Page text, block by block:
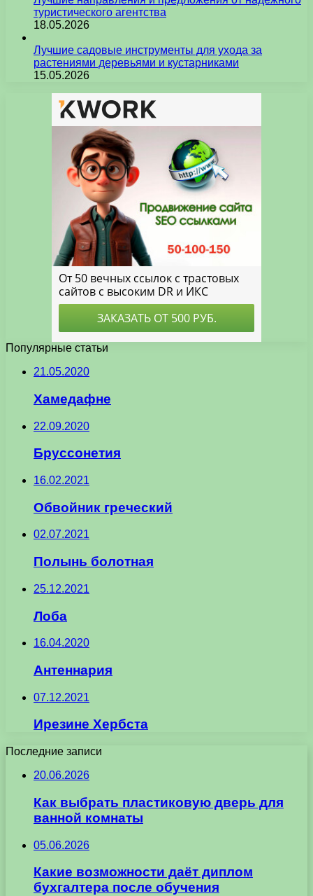
туристического агентства
18.05.2026
Лучшие садовые инструменты для ухода за
растениями деревьями и кустарниками
15.05.2026
Популярные статьи
21.05.2020
Хамедафне
22.09.2020
Бруссонетия
16.02.2021
Обвойник греческий
02.07.2021
Полынь болотная
25.12.2021
Лоба
16.04.2020
Антеннария
07.12.2021
Ирезине Хербста
Последние записи
20.06.2026
Как выбрать пластиковую дверь для
ванной комнаты
05.06.2026
Какие возможности даёт диплом
бухгалтера после обучения